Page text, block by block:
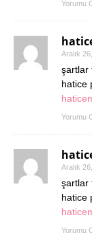
Yorumu
Aralık
şartlar
hatice
Yorumu
Aralık
şartlar
hatice
Yorumu